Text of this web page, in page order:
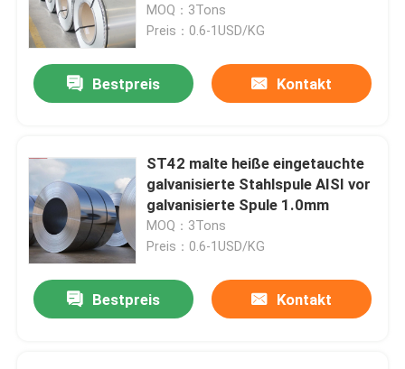
Produkte
Videos
Über uns
Stahlspule
MOQ：3Tons
Preis：0.6-1USD/KG
Bestpreis Kontakt
ST42 malte heiße eingetauchte
galvanisierte Stahlspule AISI vor
galvanisierte Spule 1.0mm
MOQ：3Tons
Preis：0.6-1USD/KG
Bestpreis Kontakt